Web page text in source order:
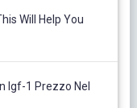
Will Help You
Igf-1 Prezzo Nel